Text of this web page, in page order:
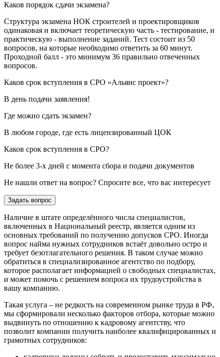
Каков порядок сдачи экзамена?
Структура экзамена НОК строителей и проектировщиков
одинаковая и включает теоретическую часть - тестирование, и
практическую - выполнение заданий. Тест состоит из 50
вопросов, на которые необходимо ответить за 60 минут.
Проходной балл - это минимум 36 правильно отвеченных
вопросов.
Каков срок вступления в СРО «Альянс проект»?
В день подачи заявления!
Где можно сдать экзамен?
В любом городе, где есть лицензированный ЦОК
Каков срок вступления в СРО?
Не более 3-х дней с момента сбора и подачи документов
Не нашли ответ на вопрос? Спросите все, что вас интересует
Задать вопрос
Наличие в штате определённого числа специалистов,
включенных в Национальный реестр, является одним из
основных требований по получению допусков СРО. Иногда
вопрос найма нужных сотрудников встаёт довольно остро и
требует безотлагательного решения. В таком случае можно
обратиться в специализированное агентство по подбору,
которое располагает информацией о свободных специалистах,
и может помочь с решением вопроса их трудоустройства в
вашу компанию.
Такая услуга – не редкость на современном рынке труда в РФ,
мы сформировали несколько факторов отбора, которые можно
выдвинуть по отношению к кадровому агентству, что
позволит компании получить наиболее квалифицированных и
грамотных сотрудников: